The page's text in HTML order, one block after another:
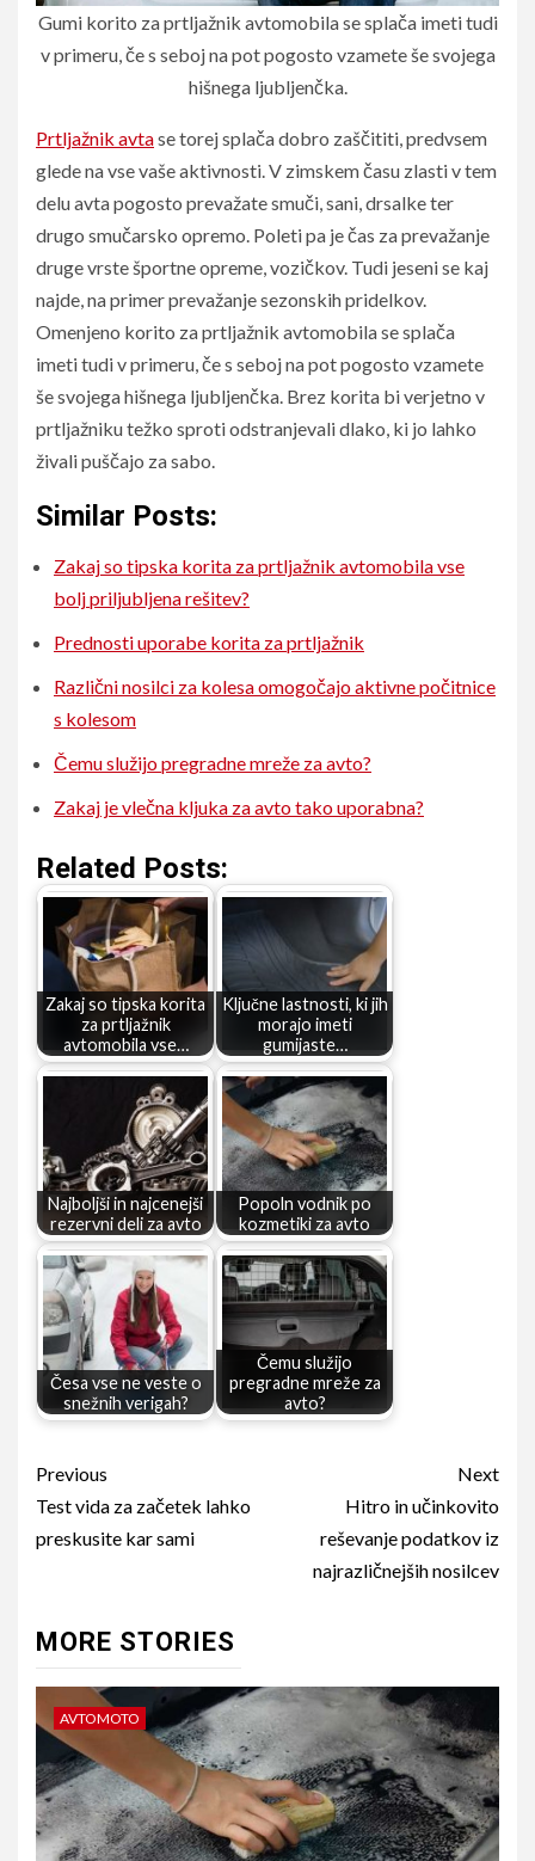
Gumi korito za prtljažnik avtomobila se splača imeti tudi
v primeru, če s seboj na pot pogosto vzamete še svojega
hišnega ljubljenčka.
Prtljažnik avtase torej splača dobro zaščititi, predvsem
glede na vse vaše aktivnosti. V zimskem času zlasti v tem
delu avta pogosto prevažate smuči, sani, drsalke ter
drugo smučarsko opremo. Poleti pa je čas za prevažanje
druge vrste športne opreme, vozičkov. Tudi jeseni se kaj
najde, na primer prevažanje sezonskih pridelkov.
Omenjeno korito za prtljažnik avtomobila se splača
imeti tudi v primeru, če s seboj na pot pogosto vzamete
še svojega hišnega ljubljenčka. Brez korita bi verjetno v
prtljažniku težko sproti odstranjevali dlako, ki jo lahko
živali puščajo za sabo.
Similar Posts:
Zakaj so tipska korita za prtljažnik avtomobila vse
bolj priljubljena rešitev?
Prednosti uporabe korita za prtljažnik
Različni nosilci za kolesa omogočajo aktivne počitnice
s kolesom
Čemu služijo pregradne mreže za avto?
Zakaj je vlečna kljuka za avto tako uporabna?
Related Posts:
Zakaj so tipska korita
za prtljažnik
avtomobila vse…
Ključne lastnosti, ki jih
morajo imeti
gumijaste…
Najboljši in najcenejši
rezervni deli za avto
Popoln vodnik po
kozmetiki za avto
Česa vse ne veste o
snežnih verigah?
Čemu služijo
pregradne mreže za
avto?
Continue
Reading
Previous
Test vida za začetek lahko
preskusite kar sami
Next
Hitro in učinkovito
reševanje podatkov iz
najrazličnejših nosilcev
MORE STORIES
AVTOMOTO